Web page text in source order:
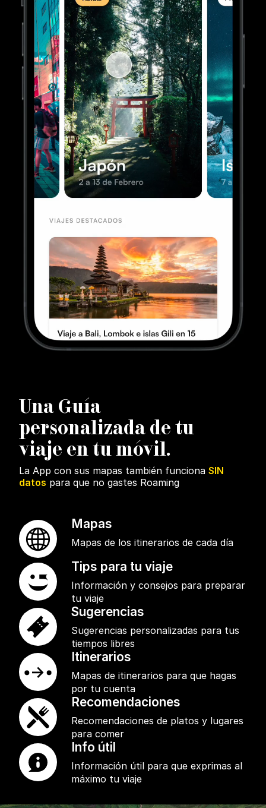
Una Guía
personalizada de tu
viaje en tu móvil.
La App con sus mapas también funciona SIN
datos para que no gastes Roaming
Mapas
Mapas de los itinerarios de cada día
Tips para tu viaje
Información y consejos para preparar
tu viaje
Sugerencias
Sugerencias personalizadas para tus
tiempos libres
Itinerarios
Mapas de itinerarios para que hagas
por tu cuenta
Recomendaciones
Recomendaciones de platos y lugares
para comer
Info útil
Información útil para que exprimas al
máximo tu viaje